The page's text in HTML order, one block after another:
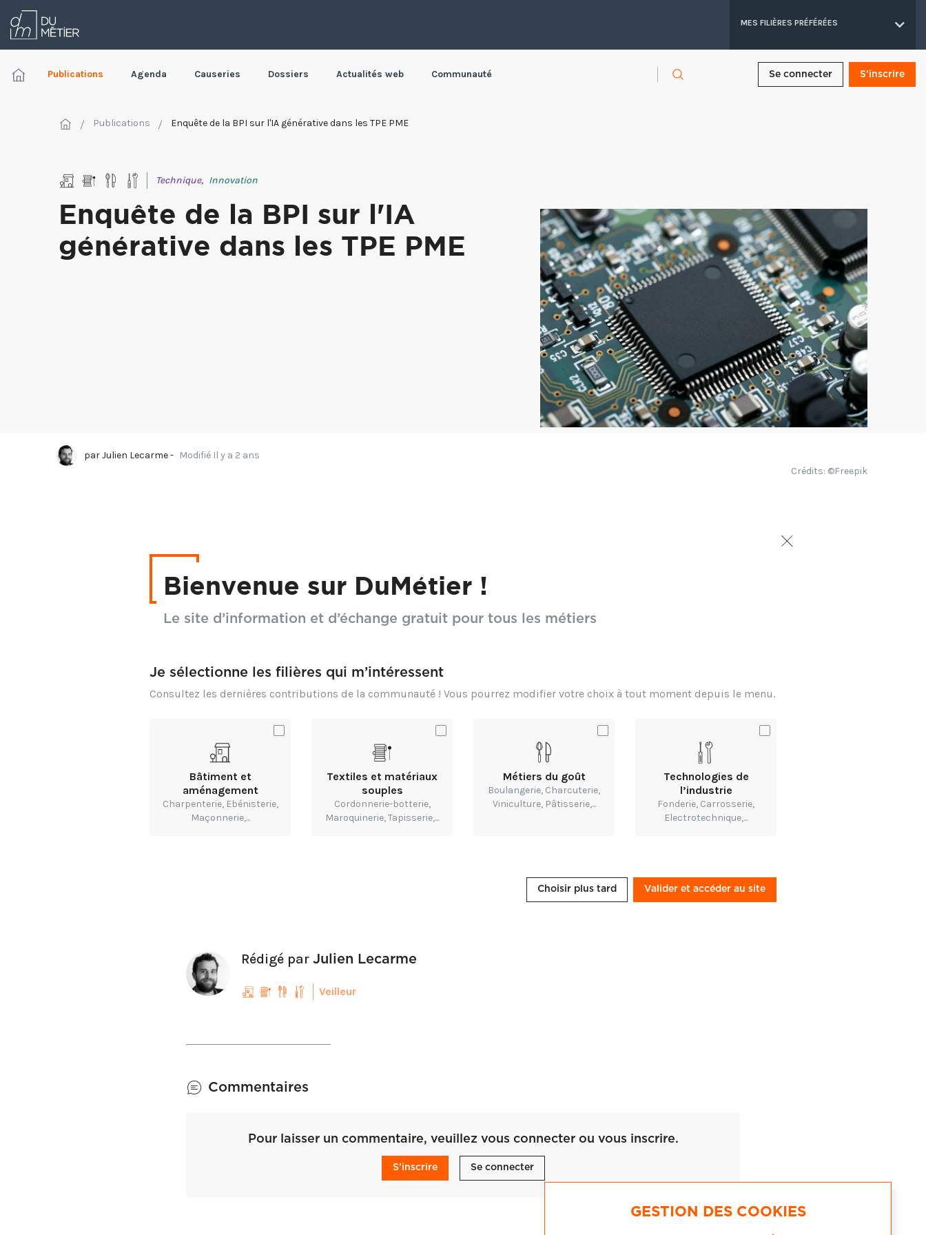
MES FILIÈRES PRÉFÉRÉES
Publications Agenda Causeries Dossiers Actualités web Communauté Se connecter S’inscrire
Publications Enquête de la BPI sur l'IA générative dans les TPE PME
Technique, Innovation
Enquête de la BPI sur l'IA
générative dans les TPE PME
parJulien Lecarme- Modifié Il y a 2 ans
Crédits: ©Freepik
Cette étude est riche d'enseignements, tant sur les freins importants - 72% des entreprises
déclarent ne pas utiliser l'IA - que sur les beaux exemples d'utilisation pour celles qui le font.
Sources d’inspirations
https://lelab.bpifrance.fr/Etudes/ia-generatives-opportunites-et-usages-dans-les-
https://lelab.bpifrance.fr/content/download/4094/pdf/14%2003%202024%20IA%20
generative%20PME%20Bpifrance%20Le%20Lab.pdf?
disposition=inline&utm_source=pocket_saves
Rédigé par Julien Lecarme
Veilleur
Commentaires
Pour laisser un commentaire, veuillez vous connecter ou vous inscrire.
S’inscrire Se connecter
GESTION DES COOKIES
Bienvenue sur DuMétier !
Le site d’information et d’échange gratuit pour tous les métiers
Je sélectionne les filières qui m’intéressent
Consultez les dernières contributions de la communauté ! Vous pourrez modifier votre choix à tout moment depuis le menu.
Bâtiment et
aménagement
Charpenterie, Ebénisterie,
Maçonnerie,...
Textiles et matériaux
souples
Cordonnerie-botterie,
Maroquinerie, Tapisserie,...
Métiers du goût
Boulangerie, Charcuterie,
Viniculture, Pâtisserie,...
Technologies de
l’industrie
Fonderie, Carrosserie,
Electrotechnique,...
Choisir plus tard Valider et accéder au site